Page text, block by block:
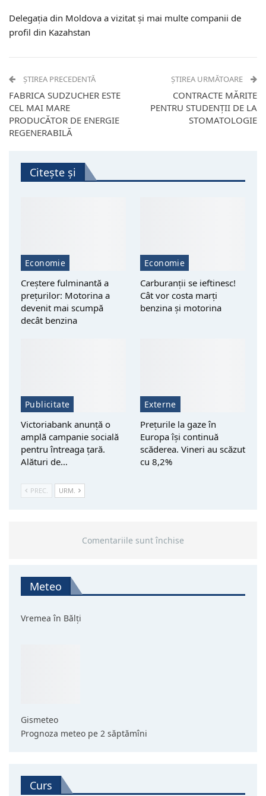
Delegația din Moldova a vizitat și mai multe companii de
profil din Kazahstan
ȘTIREA PRECEDENTĂ
FABRICA SUDZUCHER ESTE
CEL MAI MARE
PRODUCĂTOR DE ENERGIE
REGENERABILĂ
ȘTIREA URMĂTOARE
CONTRACTE MĂRITE
PENTRU STUDENȚII DE LA
STOMATOLOGIE
Citește și
Economie
Creștere fulminantă a
prețurilor: Motorina a
devenit mai scumpă
decât benzina
Economie
Carburanții se ieftinesc!
Cât vor costa marți
benzina și motorina
Publicitate
Victoriabank anunță o
amplă campanie socială
pentru întreaga țară.
Alături de…
Externe
Prețurile la gaze în
Europa își continuă
scăderea. Vineri au scăzut
cu 8,2%
PREC. URM.
Comentariile sunt închise
Meteo
Vremea în Bălți
Gismeteo
Prognoza meteo pe 2 săptămîni
Curs